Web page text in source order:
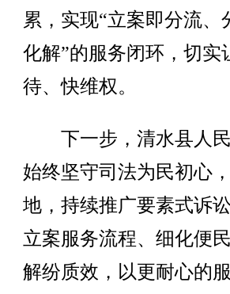
累，实现“立案即分流
化解”的服务闭环，切实
待、快维权。
下一步，清水县人民
始终坚守司法为民初心
地，持续推广要素式诉
立案服务流程、细化便
解纷质效，以更耐心的